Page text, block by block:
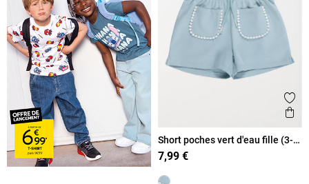
Short poches vert d'eau fille (3-
12A)
7,99 €